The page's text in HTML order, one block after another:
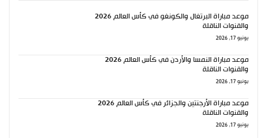
موعد مباراة البرتغال والكونغو في كأس العالم 2026
والقنوات الناقلة
يونيو 17, 2026
موعد مباراة النمسا والأردن في كأس العالم 2026
والقنوات الناقلة
يونيو 17, 2026
موعد مباراة الأرجنتين والجزائر في كأس العالم 2026
والقنوات الناقلة
يونيو 17, 2026